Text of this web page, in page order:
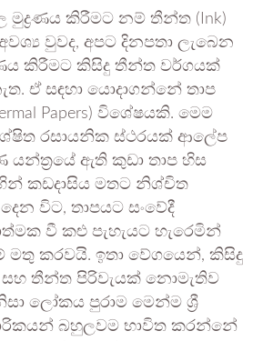
මුද්‍රණය කිරීමට නම් තීන්ත (Ink)
වුවද, අපට දිනපතා ලැබෙන
කිරීමට කිසිදු තීන්ත වර්ගයක්
ඒ සඳහා යොදාගන්නේ තාප
Papers) විශේෂයකි. මෙම
රසායනික ස්ථරයක් ආලේප
යන්ත්‍රයේ ඇති කුඩා තාප හිස
මඟින් කඩදාසිය මතට නිශ්චිත
විට, තාපයට සංවේදී
වී කළු පැහැයට හැරෙමින්
කරවයි. ඉතා වේගයෙන්, කිසිදු
තීන්ත පිරිවැයක් නොමැතිව
ලෝකය පුරාම මෙන්ම ශ්‍රී
බහුලවම භාවිත කරන්නේ